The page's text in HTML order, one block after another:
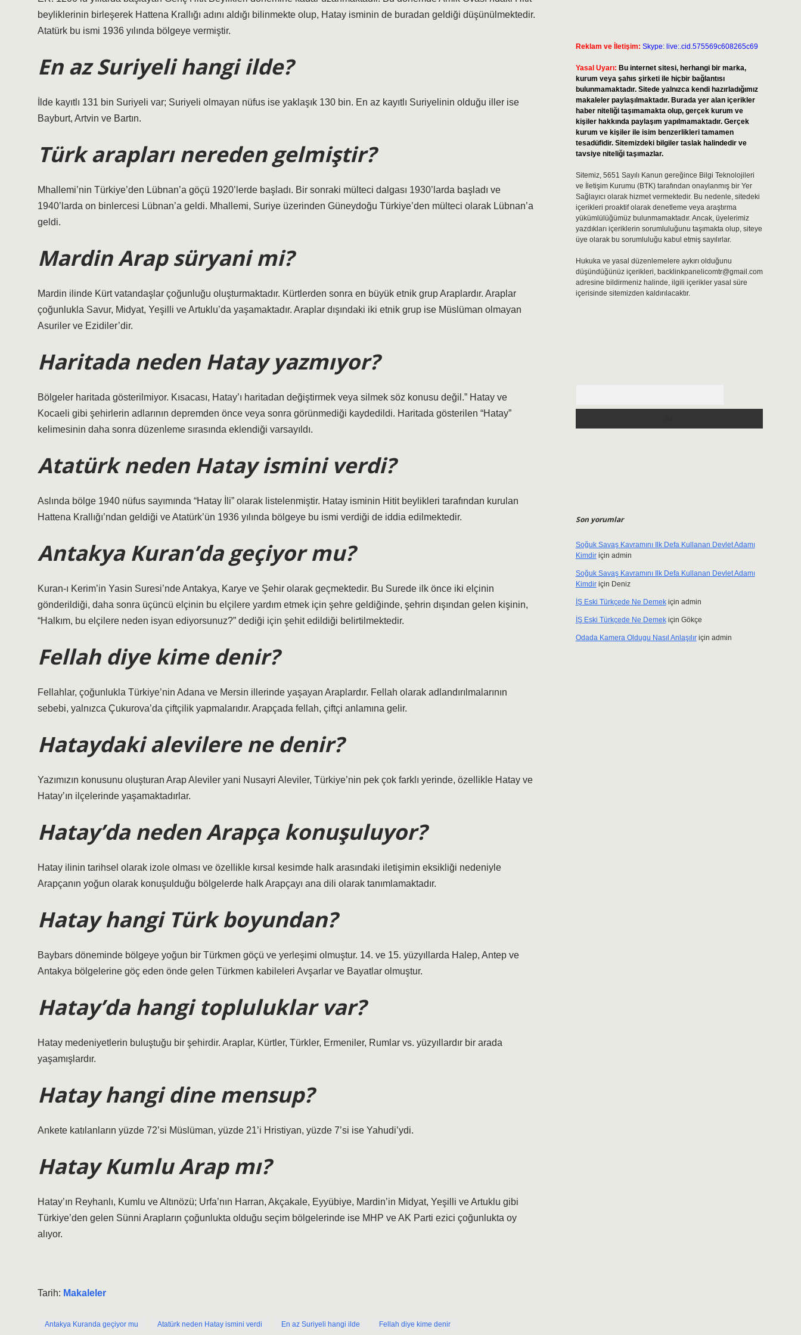
beyliklerinin birleşerek Hattena Krallığı adını aldığı bilinmekte olup, Hatay isminin de buradan geldiği düşünülmektedir.
Atatürk bu ismi 1936 yılında bölgeye vermiştir.
En az Suriyeli hangi ilde?
İlde kayıtlı 131 bin Suriyeli var; Suriyeli olmayan nüfus ise yaklaşık 130 bin. En az kayıtlı Suriyelinin olduğu iller ise
Bayburt, Artvin ve Bartın.
Türk arapları nereden gelmiştir?
Mhallemi’nin Türkiye’den Lübnan’a göçü 1920’lerde başladı. Bir sonraki mülteci dalgası 1930’larda başladı ve
1940’larda on binlercesi Lübnan’a geldi. Mhallemi, Suriye üzerinden Güneydoğu Türkiye’den mülteci olarak Lübnan’a
geldi.
Mardin Arap süryani mi?
Mardin ilinde Kürt vatandaşlar çoğunluğu oluşturmaktadır. Kürtlerden sonra en büyük etnik grup Araplardır. Araplar
çoğunlukla Savur, Midyat, Yeşilli ve Artuklu’da yaşamaktadır. Araplar dışındaki iki etnik grup ise Müslüman olmayan
Asuriler ve Ezidiler’dir.
Haritada neden Hatay yazmıyor?
Bölgeler haritada gösterilmiyor. Kısacası, Hatay’ı haritadan değiştirmek veya silmek söz konusu değil.” Hatay ve
Kocaeli gibi şehirlerin adlarının depremden önce veya sonra görünmediği kaydedildi. Haritada gösterilen “Hatay”
kelimesinin daha sonra düzenleme sırasında eklendiği varsayıldı.
Atatürk neden Hatay ismini verdi?
Aslında bölge 1940 nüfus sayımında “Hatay İli” olarak listelenmiştir. Hatay isminin Hitit beylikleri tarafından kurulan
Hattena Krallığı’ndan geldiği ve Atatürk’ün 1936 yılında bölgeye bu ismi verdiği de iddia edilmektedir.
Antakya Kuran’da geçiyor mu?
Kuran-ı Kerim’in Yasin Suresi’nde Antakya, Karye ve Şehir olarak geçmektedir. Bu Surede ilk önce iki elçinin
gönderildiği, daha sonra üçüncü elçinin bu elçilere yardım etmek için şehre geldiğinde, şehrin dışından gelen kişinin,
“Halkım, bu elçilere neden isyan ediyorsunuz?” dediği için şehit edildiği belirtilmektedir.
Fellah diye kime denir?
Fellahlar, çoğunlukla Türkiye’nin Adana ve Mersin illerinde yaşayan Araplardır. Fellah olarak adlandırılmalarının
sebebi, yalnızca Çukurova’da çiftçilik yapmalarıdır. Arapçada fellah, çiftçi anlamına gelir.
Hataydaki alevilere ne denir?
Yazımızın konusunu oluşturan Arap Aleviler yani Nusayri Aleviler, Türkiye’nin pek çok farklı yerinde, özellikle Hatay ve
Hatay’ın ilçelerinde yaşamaktadırlar.
Hatay’da neden Arapça konuşuluyor?
Hatay ilinin tarihsel olarak izole olması ve özellikle kırsal kesimde halk arasındaki iletişimin eksikliği nedeniyle
Arapçanın yoğun olarak konuşulduğu bölgelerde halk Arapçayı ana dili olarak tanımlamaktadır.
Hatay hangi Türk boyundan?
Baybars döneminde bölgeye yoğun bir Türkmen göçü ve yerleşimi olmuştur. 14. ve 15. yüzyıllarda Halep, Antep ve
Antakya bölgelerine göç eden önde gelen Türkmen kabileleri Avşarlar ve Bayatlar olmuştur.
Hatay’da hangi topluluklar var?
Hatay medeniyetlerin buluştuğu bir şehirdir. Araplar, Kürtler, Türkler, Ermeniler, Rumlar vs. yüzyıllardır bir arada
yaşamışlardır.
Hatay hangi dine mensup?
Ankete katılanların yüzde 72’si Müslüman, yüzde 21’i Hristiyan, yüzde 7’si ise Yahudi’ydi.
Hatay Kumlu Arap mı?
Hatay’ın Reyhanlı, Kumlu ve Altınözü; Urfa’nın Harran, Akçakale, Eyyübiye, Mardin’in Midyat, Yeşilli ve Artuklu gibi
Türkiye’den gelen Sünni Arapların çoğunlukta olduğu seçim bölgelerinde ise MHP ve AK Parti ezici çoğunlukta oy
alıyor.
Tarih: Makaleler
Antakya Kuranda geçiyor mu Atatürk neden Hatay ismini verdi En az Suriyeli hangi ilde Fellah diye kime denir
Reklam ve İletişim: Skype: live:.cid.575569c608265c69
Yasal Uyarı: Bu internet sitesi, herhangi bir marka,
kurum veya şahıs şirketi ile hiçbir bağlantısı
bulunmamaktadır. Sitede yalnızca kendi hazırladığımız
makaleler paylaşılmaktadır. Burada yer alan içerikler
haber niteliği taşımamakta olup, gerçek kurum ve
kişiler hakkında paylaşım yapılmamaktadır. Gerçek
kurum ve kişiler ile isim benzerlikleri tamamen
tesadüfidir. Sitemizdeki bilgiler taslak halindedir ve
tavsiye niteliği taşımazlar.
Sitemiz, 5651 Sayılı Kanun gereğince Bilgi Teknolojileri
ve İletişim Kurumu (BTK) tarafından onaylanmış bir Yer
Sağlayıcı olarak hizmet vermektedir. Bu nedenle, sitedeki
içerikleri proaktif olarak denetleme veya araştırma
yükümlülüğümüz bulunmamaktadır. Ancak, üyelerimiz
yazdıkları içeriklerin sorumluluğunu taşımakta olup, siteye
üye olarak bu sorumluluğu kabul etmiş sayılırlar.
Hukuka ve yasal düzenlemelere aykırı olduğunu
düşündüğünüz içerikleri, backlinkpanelicomtr@gmail.com
adresine bildirmeniz halinde, ilgili içerikler yasal süre
içerisinde sitemizden kaldırılacaktır.
Son yorumlar
Soğuk Savaş Kavramını Ilk Defa Kullanan Devlet Adamı
Kimdiriçin admin
Soğuk Savaş Kavramını Ilk Defa Kullanan Devlet Adamı
Kimdiriçin Deniz
İŞ Eski Türkçede Ne Demekiçin admin
İŞ Eski Türkçede Ne Demekiçin Gökçe
Odada Kamera Oldugu Nasıl Anlaşılıriçin admin